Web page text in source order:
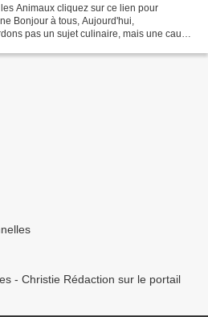
Animaux cliquez sur ce lien pour
Bonjour à tous, Aujourd'hui,
pas un sujet culinaire, mais une cause
- Christie Rédaction sur le portail